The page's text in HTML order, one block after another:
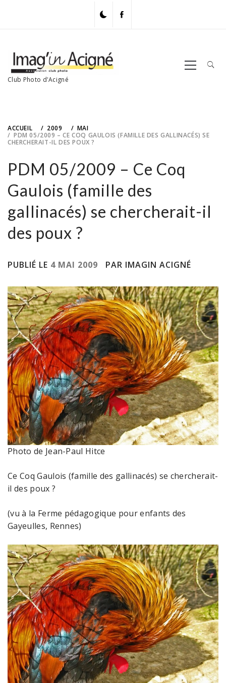
Club Photo d'Acigné
Primary
Menu
ACCUEIL 2009
MAI
PDM 05/2009 – CE COQ GAULOIS (FAMILLE DES GALLINACÉS) SE
CHERCHERAIT-IL DES POUX ?
PDM 05/2009 – Ce Coq
Gaulois (famille des
gallinacés) se chercherait-il
des poux ?
PUBLIÉ LE 4 MAI 2009 PAR IMAGIN ACIGNÉ
Photo de Jean-Paul Hitce
Ce Coq Gaulois (famille des gallinacés) se chercherait-
il des poux ?
(vu à la Ferme pédagogique pour enfants des
Gayeulles, Rennes)